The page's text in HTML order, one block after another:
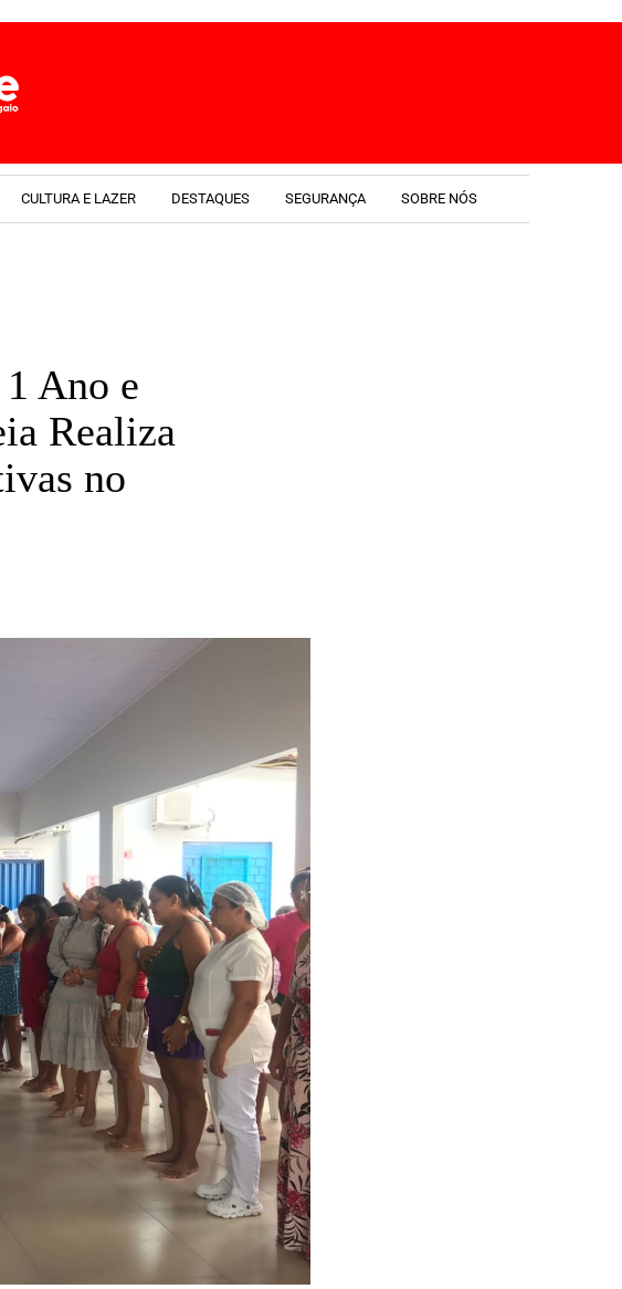
CULTURA E LAZER DESTAQUES SEGURANÇA SOBRE NÓS
Ano e
Realiza
no